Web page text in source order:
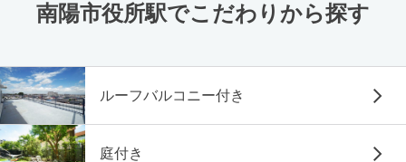
南陽市役所駅でこだわりから探す
ルーフバルコニー付き
庭付き